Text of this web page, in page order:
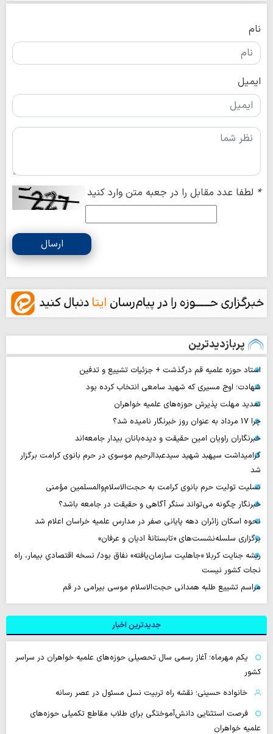
نام
ایمیل
* لطفا عدد مقابل را در جعبه متن وارد کنید
ارسال
پربازدیدترین
استاد حوزه علمیه قم درگذشت + جزئیات تشییع و تدفین
شهادت؛ اوج مسیری که شهید سامعی انتخاب کرده بود
تمدید مهلت پذیرش حوزه‌های علمیه خواهران
چرا 17 مرداد به عنوان روز خبرنگار نامیده شد؟
خبرنگاران راویان امین حقیقت و دیده‌بانان بیدار جامعه‌اند
گرامیداشت سپهبد شهید سیدعبدالرحیم موسوی در حرم بانوی کرامت برگزار
شد
تسلیت تولیت حرم بانوی کرامت به حجت‌الاسلام‌والمسلمین مؤمنی
خبرنگار چگونه می‌تواند سنگر آگاهی و حقیقت در جامعه باشد؟
نحوه اسکان زائران دهه پایانی صفر در مدارس علمیه خراسان اعلام شد
برگزاری سلسله‌نشست‌های «تابستانهٔ ادیان و عرفان»
ریشه جنایت کربلا «جاهلیت سازمان‌یافته» نفاق بود/ نسخه اقتصادیِ بیمار، راه
نجات کشور نیست
مراسم تشییع طلبه همدانی حجت‌الاسلام موسی بیرامی در قم
جدیدترین اخبار
یکم مهرماه؛ آغاز رسمی سال تحصیلی حوزه‌های علمیه خواهران در سراسر
کشور
خانواده حسینی؛ نقشه راه تربیت نسل مسئول در عصر رسانه
فرصت استثنایی دانش‌آموختگی برای طلاب مقاطع تکمیلی حوزه‌های
علمیه خواهران